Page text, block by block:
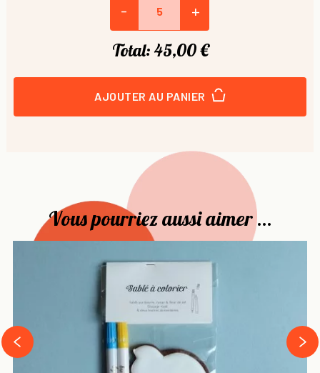
- +
Total:45,00 €
AJOUTER AU PANIER
Vous pourriez aussi aimer ...
‹
›